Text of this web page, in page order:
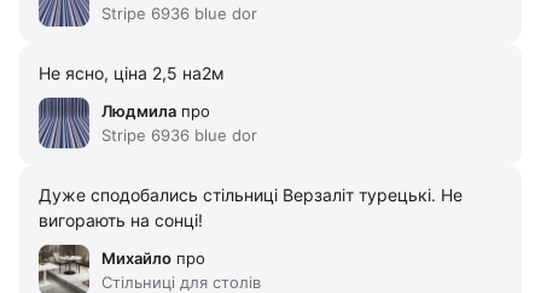
Stripe 6936 blue dor
Не ясно, ціна 2,5 на2м
Людмила про
Stripe 6936 blue dor
Дуже сподобались стільниці Верзаліт турецькі. Не
вигорають на сонці!
Михайло про
Стільниці для столів